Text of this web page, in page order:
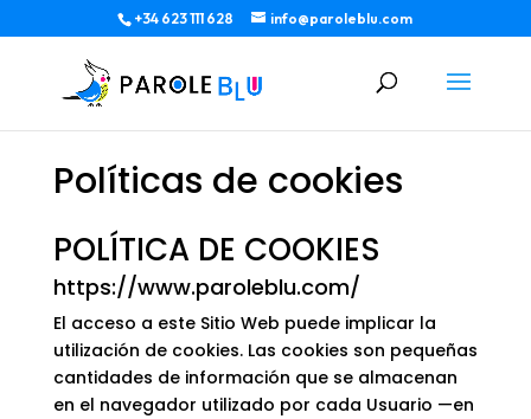
+34 623 111 628 info@paroleblu.com
Políticas de cookies
POLÍTICA DE COOKIES
https://www.paroleblu.com/
El acceso a este Sitio Web puede implicar la
utilización de cookies. Las cookies son pequeñas
cantidades de información que se almacenan
en el navegador utilizado por cada Usuario —en